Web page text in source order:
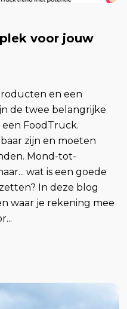
voor jouw
en een
de twee belangrijke
FoodTruck.
zijn en moeten
Mond-tot-
wat is een goede
In deze blog
waar je rekening mee